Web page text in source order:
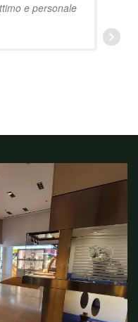
e personale